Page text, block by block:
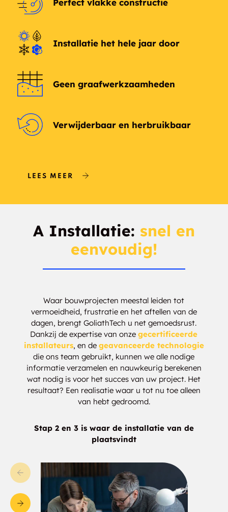
Eldridge
Perfect vlakke constructie
Installatie het hele jaar door
Geen graafwerkzaamheden
Verwijderbaar en herbruikbaar
LEES MEER
A Installatie: snel en
eenvoudig!
Waar bouwprojecten meestal leiden tot
vermoeidheid, frustratie en het aftellen van de
dagen, brengt GoliathTech u net gemoedsrust.
Dankzij de expertise van onzegecertificeerde
installateurs, en de geavanceerde technologie
die ons team gebruikt, kunnen we alle nodige
informatie verzamelen en nauwkeurig berekenen
wat nodig is voor het succes van uw project. Het
resultaat? Een realisatie waar u tot nu toe alleen
van hebt gedroomd.
Stap 2 en 3 is waar de installatie van de
plaatsvindt